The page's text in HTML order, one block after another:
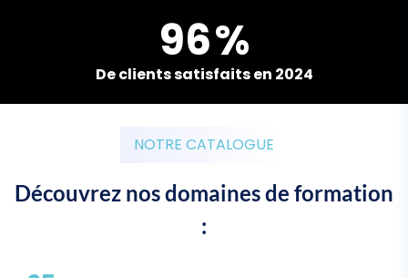
96%
De clients satisfaits en 2024
NOTRE CATALOGUE
Découvrez nos domaines de formation
: